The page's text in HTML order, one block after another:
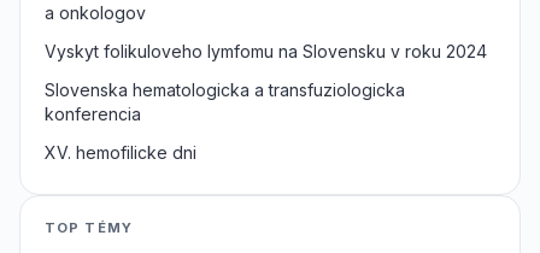
a onkologov
Vyskyt folikuloveho lymfomu na Slovensku v roku 2024
Slovenska hematologicka a transfuziologicka
konferencia
XV. hemofilicke dni
TOP TÉMY